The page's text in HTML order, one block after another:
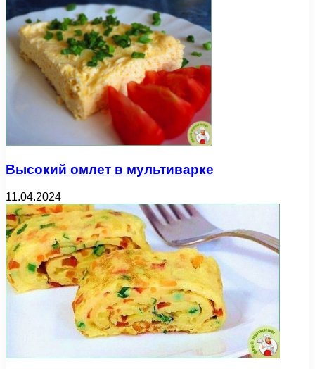
Высокий омлет в мультиварке
11.04.2024